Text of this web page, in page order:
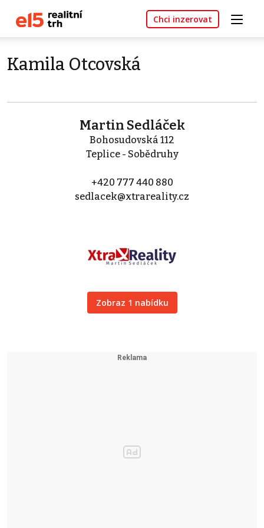
Chci inzerovat
Kamila Otcovská
Martin Sedláček
Bohosudovská 112
Teplice - Sobědruhy
+420 777 440 880
sedlacek@xtrareality.cz
Zobraz 1 nabídku